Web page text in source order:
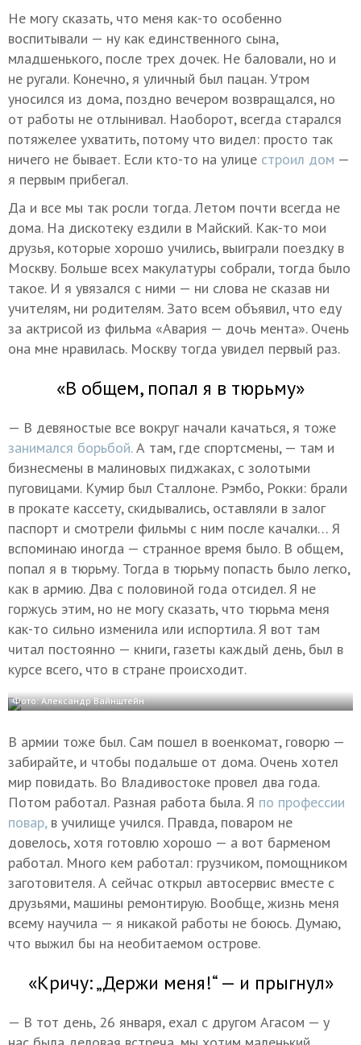
Не могу сказать, что меня как-то особенно
воспитывали — ну как единственного сына,
младшенького, после трех дочек. Не баловали, но и
не ругали. Конечно, я уличный был пацан. Утром
уносился из дома, поздно вечером возвращался, но
от работы не отлынивал. Наоборот, всегда старался
потяжелее ухватить, потому что видел: просто так
ничего не бывает. Если кто-то на улице строил дом —
я первым прибегал.
Да и все мы так росли тогда. Летом почти всегда не
дома. На дискотеку ездили в Майский. Как-то мои
друзья, которые хорошо учились, выиграли поездку в
Москву. Больше всех макулатуры собрали, тогда было
такое. И я увязался с ними — ни слова не сказав ни
учителям, ни родителям. Зато всем объявил, что еду
за актрисой из фильма «Авария — дочь мента». Очень
она мне нравилась. Москву тогда увидел первый раз.
«В общем, попал я в тюрьму»
— В девяностые все вокруг начали качаться, я тоже
занимался борьбой.А там, где спортсмены, — там и
бизнесмены в малиновых пиджаках, с золотыми
пуговицами. Кумир был Сталлоне. Рэмбо, Рокки: брали
в прокате кассету, скидывались, оставляли в залог
паспорт и смотрели фильмы с ним после качалки… Я
вспоминаю иногда — странное время было. В общем,
попал я в тюрьму. Тогда в тюрьму попасть было легко,
как в армию. Два с половиной года отсидел. Я не
горжусь этим, но не могу сказать, что тюрьма меня
как-то сильно изменила или испортила. Я вот там
читал постоянно — книги, газеты каждый день, был в
курсе всего, что в стране происходит.
Фото: Александр Вайнштейн
В армии тоже был. Сам пошел в военкомат, говорю —
забирайте, и чтобы подальше от дома. Очень хотел
мир повидать. Во Владивостоке провел два года.
Потом работал. Разная работа была. Я по профессии
повар,в училище учился. Правда, поваром не
довелось, хотя готовлю хорошо — а вот барменом
работал. Много кем работал: грузчиком, помощником
заготовителя. А сейчас открыл автосервис вместе с
друзьями, машины ремонтирую. Вообще, жизнь меня
всему научила — я никакой работы не боюсь. Думаю,
что выжил бы на необитаемом острове.
«Кричу: „Держи меня!“ — и прыгнул»
— В тот день, 26 января, ехал с другом Агасом — у